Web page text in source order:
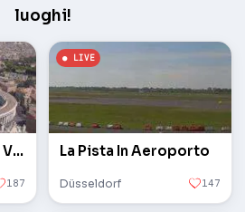
luoghi!
Piazza San Pietro in Vaticano
187
La Pista In Aeroporto
Düsseldorf 147